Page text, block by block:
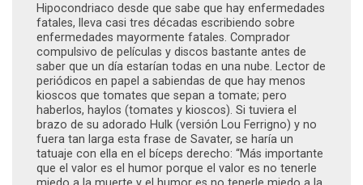
Hipocondriaco desde que sabe que hay enfermedades
fatales, lleva casi tres décadas escribiendo sobre
enfermedades mayormente fatales. Comprador
compulsivo de películas y discos bastante antes de
saber que un día estarían todas en una nube. Lector de
periódicos en papel a sabiendas de que hay menos
kioscos que tomates que sepan a tomate; pero
haberlos, haylos (tomates y kioscos). Si tuviera el
brazo de su adorado Hulk (versión Lou Ferrigno) y no
fuera tan larga esta frase de Savater, se haría un
tatuaje con ella en el bíceps derecho: “Más importante
que el valor es el humor porque el valor es no tenerle